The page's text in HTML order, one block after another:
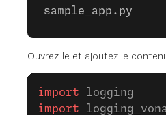
sample_app.py
Ouvrez-le et ajoutez le
import logging
import